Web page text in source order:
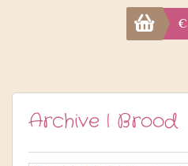
€
Archive | Brood